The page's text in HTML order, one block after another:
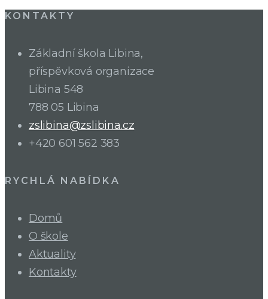
KONTAKTY
Základní škola Libina,
příspěvková organizace
Libina 548
788 05 Libina
zslibina@zslibina.cz
+420 601 562 383
RYCHLÁ NABÍDKA
Domů
O škole
Aktuality
Kontakty